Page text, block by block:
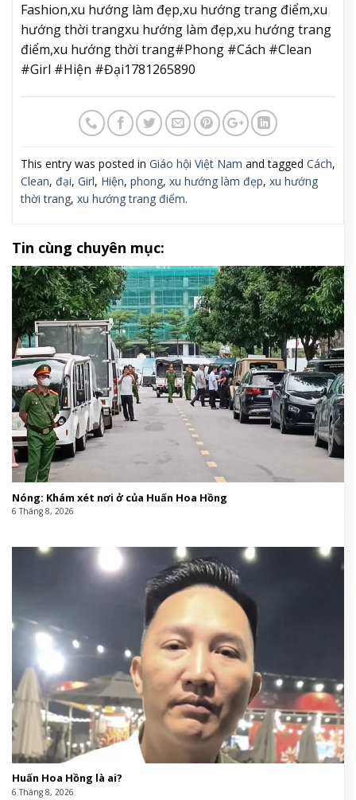
Fashion,xu hướng làm đẹp,xu hướng trang điểm,xu
hướng thời trangxu hướng làm đẹp,xu hướng trang
điểm,xu hướng thời trang#Phong #Cách #Clean
#Girl #Hiện #Đại1781265890
This entry was posted in Giáo hội Việt Nam and tagged Cách,
Clean, đại, Girl, Hiện, phong, xu hướng làm đẹp, xu hướng
thời trang, xu hướng trang điểm.
Tin cùng chuyên mục:
Nóng: Khám xét nơi ở của Huấn Hoa Hồng
6 Tháng 8, 2026
Huấn Hoa Hồng là ai?
6 Tháng 8, 2026